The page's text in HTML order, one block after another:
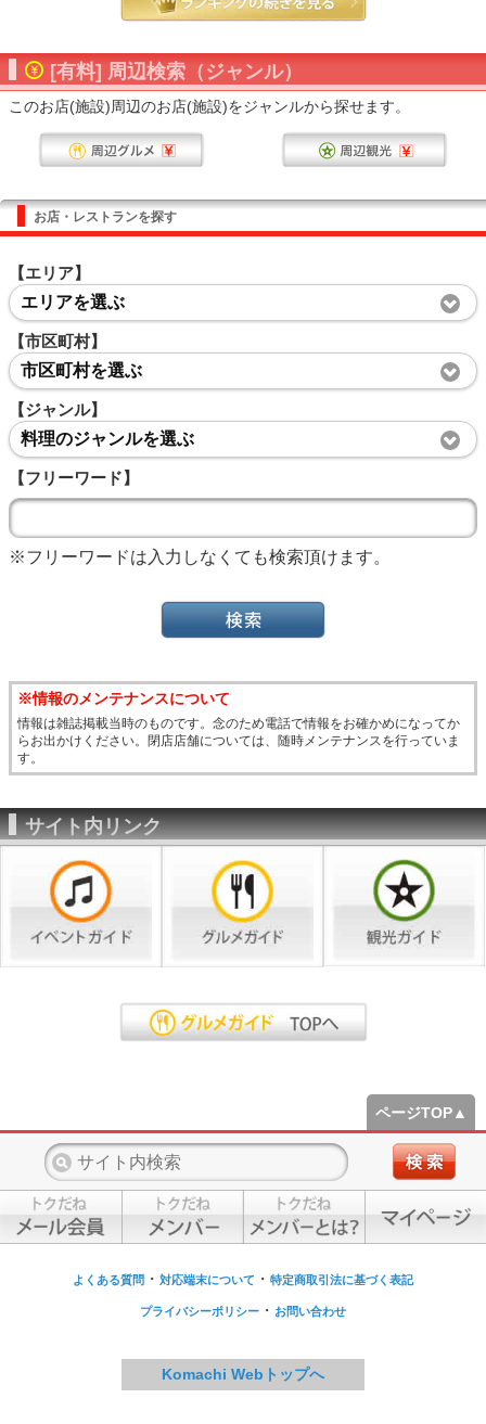
[有料] 周辺検索（ジャンル）
このお店(施設)周辺のお店(施設)をジャンルから探せます。
お店・レストランを探す
【エリア】
エリアを選ぶ
【市区町村】
市区町村を選ぶ
【ジャンル】
料理のジャンルを選ぶ
【フリーワード】
※フリーワードは入力しなくても検索頂けます。
※情報のメンテナンスについて
情報は雑誌掲載当時のものです。念のため電話で情報をお確かめになってか
らお出かけください。閉店店舗については、随時メンテナンスを行っていま
す。
サイト内リンク
ページTOP▲
よくある質問 ・ 対応端末について ・ 特定商取引法に基づく表記
プライバシーポリシー ・ お問い合わせ
Komachi Webトップへ